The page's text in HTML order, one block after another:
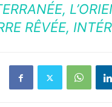
RÊVÉE,